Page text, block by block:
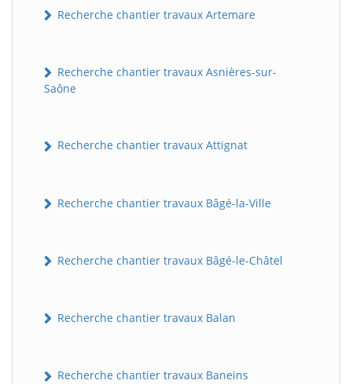
Recherche chantier travaux Artemare
Recherche chantier travaux Asnières-sur-
Saône
Recherche chantier travaux Attignat
Recherche chantier travaux Bâgé-la-Ville
Recherche chantier travaux Bâgé-le-Châtel
Recherche chantier travaux Balan
Recherche chantier travaux Baneins